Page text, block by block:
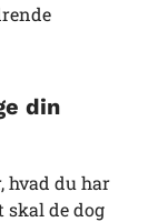
din
hvad du har
skal de dog